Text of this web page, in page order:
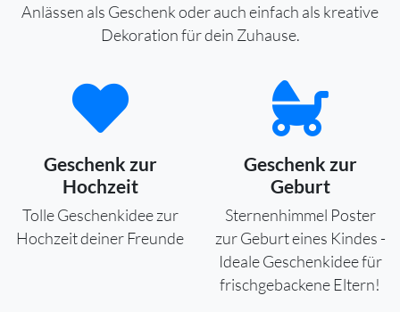
Anlässen als Geschenk oder auch einfach als kreative
Dekoration für dein Zuhause.
Geschenk zur
Hochzeit
Tolle Geschenkidee zur
Hochzeit deiner Freunde
Geschenk zur
Geburt
Sternenhimmel Poster
zur Geburt eines Kindes -
Ideale Geschenkidee für
frischgebackene Eltern!